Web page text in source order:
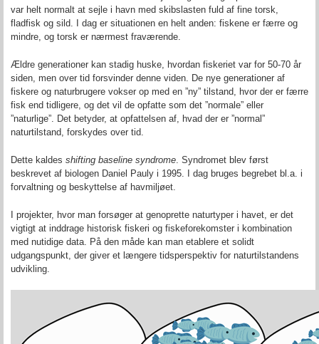
var helt normalt at sejle i havn med skibslasten fuld af fine torsk,
fladfisk og sild. I dag er situationen en helt anden: fiskene er færre og
mindre, og torsk er nærmest fraværende.
Ældre generationer kan stadig huske, hvordan fiskeriet var for 50-70 år
siden, men over tid forsvinder denne viden. De nye generationer af
fiskere og naturbrugere vokser op med en ”ny” tilstand, hvor der er færre
fisk end tidligere, og det vil de opfatte som det ”normale” eller
”naturlige”. Det betyder, at opfattelsen af, hvad der er ”normal”
naturtilstand, forskydes over tid.
Dette kaldes shifting baseline syndrome . Syndromet blev først
beskrevet af biologen Daniel Pauly i 1995. I dag bruges begrebet bl.a. i
forvaltning og beskyttelse af havmiljøet.
I projekter, hvor man forsøger at genoprette naturtyper i havet, er det
vigtigt at inddrage historisk fiskeri og fiskeforekomster i kombination
med nutidige data. På den måde kan man etablere et solidt
udgangspunkt, der giver et længere tidsperspektiv for naturtilstandens
udvikling.